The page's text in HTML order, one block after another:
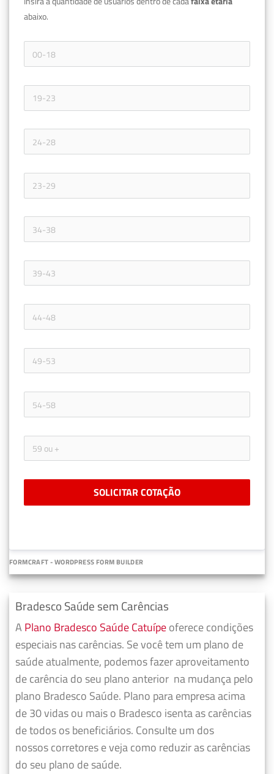
abaixo.
SOLICITAR COTAÇÃO
FORMCRAFT - WORDPRESS FORM BUILDER
Bradesco Saúde sem Carências
A Plano Bradesco Saúde Catuípeoferece condições
especiais nas carências. Se você tem um plano de
saúde atualmente, podemos fazeraproveitamento
de carência do seu plano anterior na mudança pelo
plano Bradesco Saúde. Plano para empresa acima
de 30 vidas ou mais o Bradesco isenta as carências
de todos os beneficiários. Consulte um dos
nossos corretores e veja como reduzir as carências
do seu plano de saúde.